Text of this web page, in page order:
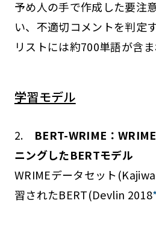
予め人の手で作成した要注
い、不適切コメントを判定
リストには約700単語が含ま
学習モデル
2. BERT-WRIME：
ニングしたBERTモデル
WRIMEデータセット
習されたBERT(Devlin 2018